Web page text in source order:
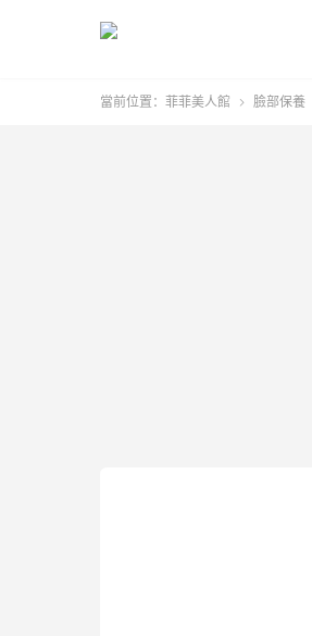
當前位置： 菲菲美人館  臉部保養